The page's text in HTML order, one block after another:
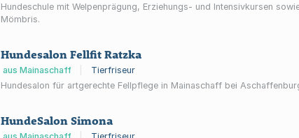
Hundeschule mit Welpenprägung, Erziehungs- und Intensivkursen
Mömbris.
Hundesalon Fellfit Ratzka
aus Mainaschaff
Tierfriseur
Hundesalon für artgerechte Fellpflege in Mainaschaff bei
HundeSalon Simona